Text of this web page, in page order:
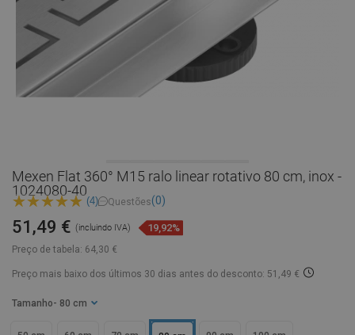
Mexen Flat 360° M15 ralo linear rotativo 80 cm, inox -
1024080-40
(4) Questões(0)
Preço de tabela: 64,30 €
51,49 € (incluindo IVA) 19,92%
Preço mais baixo dos últimos 30 dias antes do desconto: 51,49 €
Tamanho - 80 cm